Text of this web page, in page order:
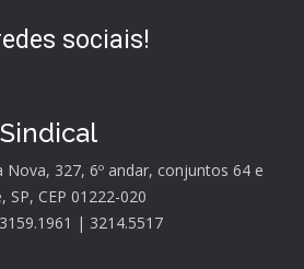
sociais!
Nova, 327, 6º andar, conjuntos 64 e
SP, CEP 01222-020
| 3214.5517